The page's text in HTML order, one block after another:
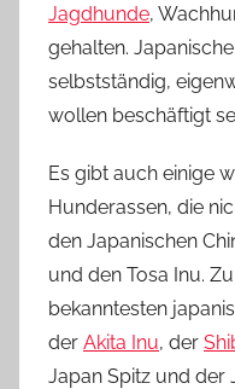
Jagdhunde,
gehalten.
selbstständig,
wollen beschäftigt
Es gibt auch einige
Hunderassen, die
den Japanischen
und den Tosa Inu.
bekanntesten
der Akita Inu, der
Japan Spitz und der